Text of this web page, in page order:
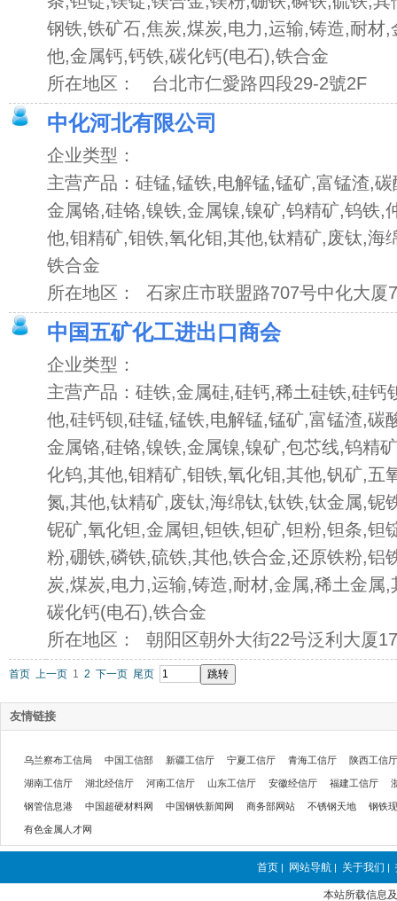
钢铁,铁矿石,焦炭,煤炭,电力,运输,铸造,耐材,
他,金属钙,钙铁,碳化钙(电石),铁合金
所在地区： 台北市仁愛路四段29-2號2F
中化河北有限公司
企业类型：
主营产品：硅锰,锰铁,电解锰,锰矿,富锰渣,
金属铬,硅铬,镍铁,金属镍,镍矿,钨精矿,钨铁,
他,钼精矿,钼铁,氧化钼,其他,钛精矿,废钛,海
铁合金
所在地区： 石家庄市联盟路707号中化大厦
中国五矿化工进出口商会
企业类型：
主营产品：硅铁,金属硅,硅钙,稀土硅铁,硅钙
他,硅钙钡,硅锰,锰铁,电解锰,锰矿,富锰渣,碳
金属铬,硅铬,镍铁,金属镍,镍矿,包芯线,钨精
化钨,其他,钼精矿,钼铁,氧化钼,其他,钒矿,五
氮,其他,钛精矿,废钛,海绵钛,钛铁,钛金属,铌
铌矿,氧化钽,金属钽,钽铁,钽矿,钽粉,钽条,钽
粉,硼铁,磷铁,硫铁,其他,铁合金,还原铁粉,铝
炭,煤炭,电力,运输,铸造,耐材,金属,稀土金属
碳化钙(电石),铁合金
所在地区： 朝阳区朝外大街22号泛利大厦
首页 上一页 1 2 下一页 尾页
友情链接
乌兰察布工信局 中国工信部 新疆工信厅 宁夏工信厅 青海工信厅 陕西工信厅
湖南工信厅 湖北经信厅 河南工信厅 山东工信厅 安徽经信厅 福建工信厅
钢管信息港 中国超硬材料网 中国钢铁新闻网 商务部网站 不锈钢天地 钢铁
有色金属人才网
首页 | 网站导航 | 关于我们 |
本站所载信息